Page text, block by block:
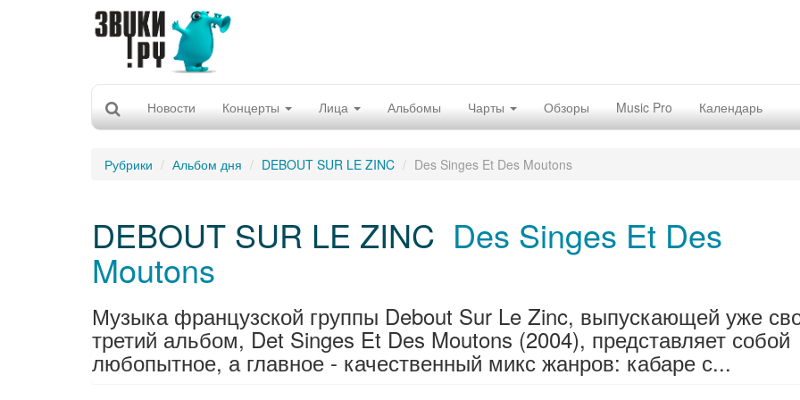
Новости Концерты Лица Альбомы Чарты Обзоры Music Pro Календарь
Рубрики Альбом дня DEBOUT SUR LE ZINC Des Singes Et Des Moutons
DEBOUT SUR LE ZINC Des Singes Et Des
Moutons
Музыка французской группы Debout Sur Le Zinc, выпускающей уже
третий альбом, Det Singes Et Des Moutons (2004), представляет собой
любопытное, а главное - качественный микс жанров: кабаре с...